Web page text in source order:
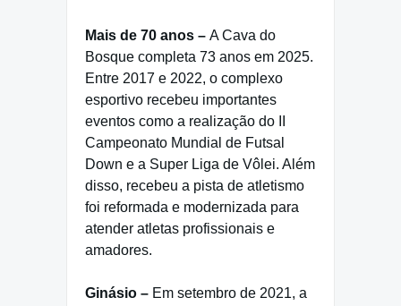
Mais de 70 anos – A Cava do
Bosque completa 73 anos em 2025.
Entre 2017 e 2022, o complexo
esportivo recebeu importantes
eventos como a realização do II
Campeonato Mundial de Futsal
Down e a Super Liga de Vôlei. Além
disso, recebeu a pista de atletismo
foi reformada e modernizada para
atender atletas profissionais e
amadores.
Ginásio – Em setembro de 2021, a